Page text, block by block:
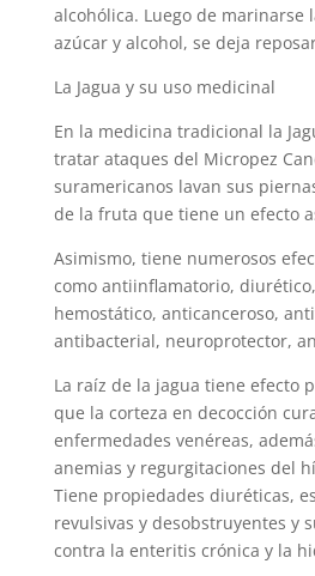
alcohólica. Luego de marinarse
azúcar y alcohol, se deja
La Jagua y su uso medicinal
En la medicina tradicional la
tratar ataques del Micropez
suramericanos lavan sus
de la fruta que tiene un efecto
Asimismo, tiene numerosos
como antiinflamatorio,
hemostático, anticanceroso,
antibacterial, neuroprotector,
La raíz de la jagua tiene efecto
que la corteza en decocción
enfermedades venéreas,
anemias y regurgitaciones del
Tiene propiedades diuréticas,
revulsivas y desobstruyentes y
contra la enteritis crónica y la